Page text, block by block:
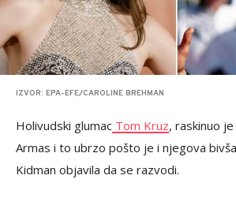
IZVOR: EPA-EFE/CAROLINE BREHMAN
Holivudski glumac Tom Kruz, raskinuo
Armas i to ubrzo pošto je i njegova
Kidman objavila da se razvodi.